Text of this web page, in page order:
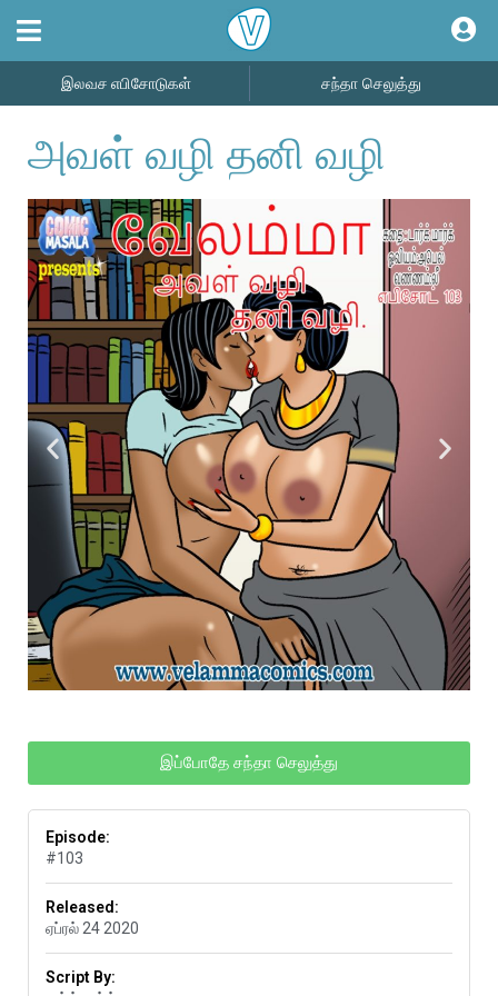
இலவச எபிசோடுகள் சந்தா செலுத்து
அவள் வழி தனி வழி
இப்போதே சந்தா செலுத்து
Episode:
#103
Released:
ஏப்ரல் 24 2020
Script By: